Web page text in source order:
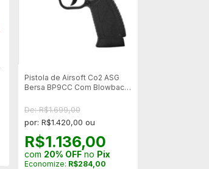
Pistola de Airsoft Co2 ASG
Bersa BP9CC Com Blowback
De: R$1.699,00
por: R$1.420,00 ou
R$1.136,00
com 20% OFFno Pix
Economize: R$284,00